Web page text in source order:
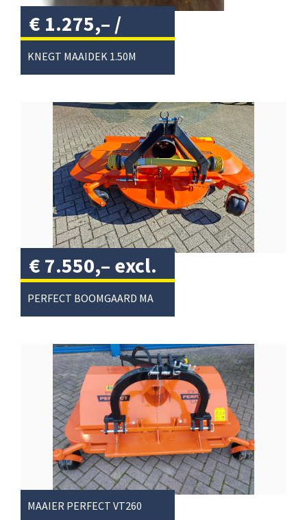
KNEGT MAAIDEK 1.50M
€ 1.275,– /
€ 7.550,– excl.
btw/
MAAIER PERFECT VT260